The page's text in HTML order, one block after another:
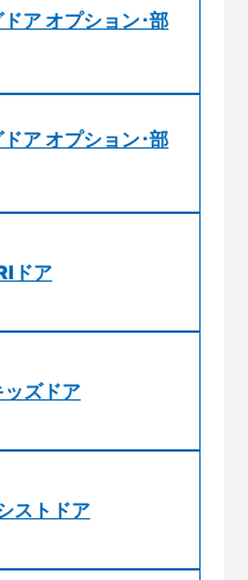
ア オプション･部
ア オプション･部
ドア
ズドア
ストドア